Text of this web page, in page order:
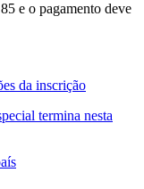
e o pagamento deve
da inscrição
termina nesta